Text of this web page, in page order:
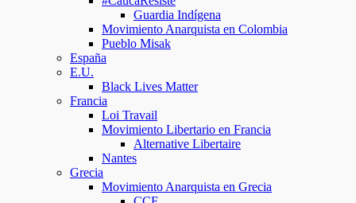
Guardia Indígena
Movimiento Anarquista en Colombia
Pueblo Misak
España
E.U.
Black Lives Matter
Francia
Loi Travail
Movimiento Libertario en Francia
Alternative Libertaire
Nantes
Grecia
Movimiento Anarquista en Grecia